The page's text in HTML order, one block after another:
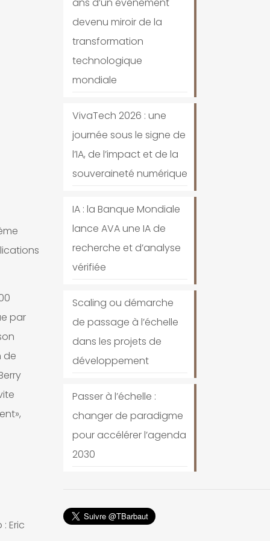
par
de
Eric
devenu miroir de la
transformation
technologique
mondiale
VivaTech 2026 : une
journée sous le signe de
l’IA, de l’impact et de la
souveraineté numérique
IA : la Banque Mondiale
lance AVA une IA de
recherche et d’analyse
vérifiée
Scaling ou démarche
de passage à l’échelle
dans les projets de
développement
Passer à l’échelle :
changer de paradigme
pour accélérer l’agenda
2030